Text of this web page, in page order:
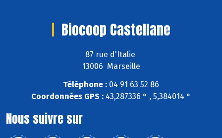
Biocoop Castellane
87 rue d'Italie
13006 Marseille
Téléphone : 04 91 63 52 86
Coordonnées GPS : 43,287336 ° , 5,384014 °
Nous suivre sur